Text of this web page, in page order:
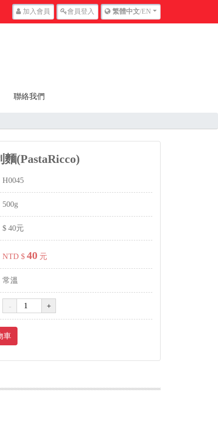
加入會員 會員登入 繁體中文/EN
聯絡我們
(PastaRicco)
H0045
500g
$40元
NTD $40 元
常溫
車